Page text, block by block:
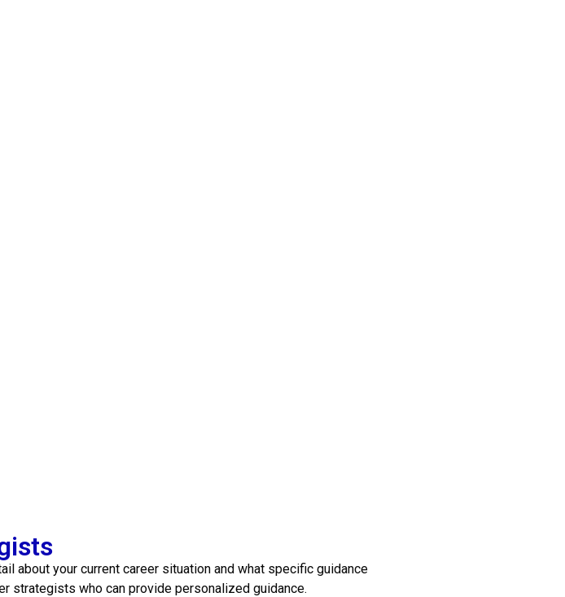
about your current career situation and what specific guidance
strategists who can provide personalized guidance.